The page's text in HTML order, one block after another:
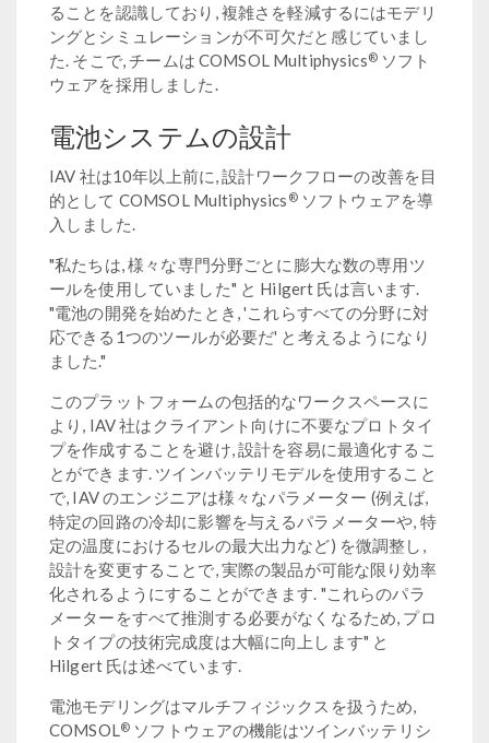
ることを認識しており, 複雑さを軽減するにはモデリ
ングとシミュレーションが不可欠だと感じていまし
た. そこで, チームは COMSOL Multiphysics®ソフト
ウェアを採用しました.
電池システムの設計
IAV 社は10年以上前に, 設計ワークフローの改善を目
的として COMSOL Multiphysics ®ソフトウェアを導
入しました.
"私たちは, 様々な専門分野ごとに膨大な数の専用ツ
ールを使用していました" と Hilgert 氏は言います.
"電池の開発を始めたとき, 'これらすべての分野に対
応できる1つのツールが必要だ' と考えるようになり
ました."
このプラットフォームの包括的なワークスペースに
より, IAV 社はクライアント向けに不要なプロトタイ
プを作成することを避け, 設計を容易に最適化するこ
とができます. ツインバッテリモデルを使用すること
で, IAV のエンジニアは様々なパラメーター (例えば,
特定の回路の冷却に影響を与えるパラメーターや, 特
定の温度におけるセルの最大出力など) を微調整し,
設計を変更することで, 実際の製品が可能な限り効率
化されるようにすることができます. "これらのパラ
メーターをすべて推測する必要がなくなるため, プロ
トタイプの技術完成度は大幅に向上します" と
Hilgert 氏は述べています.
電池モデリングはマルチフィジックスを扱うため,
COMSOL® ソフトウェアの機能はツインバッテリシ